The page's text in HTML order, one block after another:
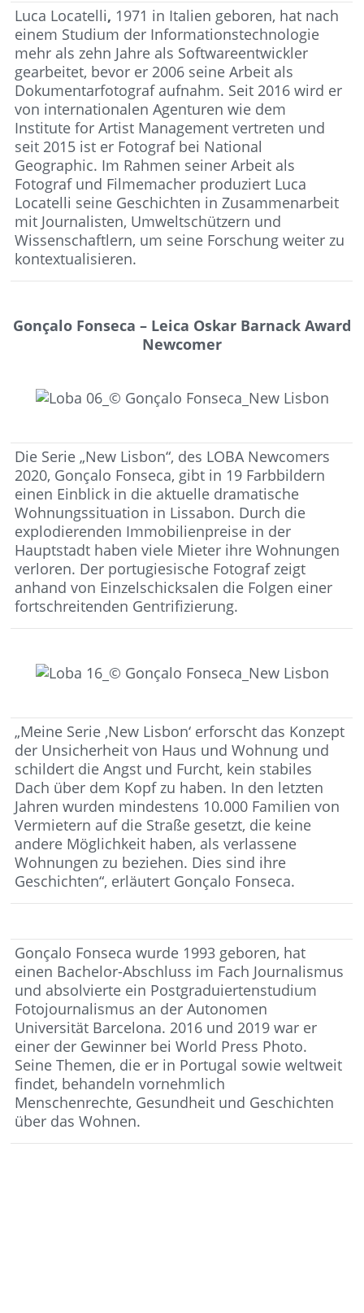
Luca Locatelli, 1971 in Italien geboren, hat nach
einem Studium der Informationstechnologie
mehr als zehn Jahre als Softwareentwickler
gearbeitet, bevor er 2006 seine Arbeit als
Dokumentarfotograf aufnahm. Seit 2016 wird er
von internationalen Agenturen wie dem
Institute for Artist Management vertreten und
seit 2015 ist er Fotograf bei National
Geographic. Im Rahmen seiner Arbeit als
Fotograf und Filmemacher produziert Luca
Locatelli seine Geschichten in Zusammenarbeit
mit Journalisten, Umweltschützern und
Wissenschaftlern, um seine Forschung weiter zu
kontextualisieren.
Gonçalo Fonseca – Leica Oskar Barnack Award
Newcomer
Die Serie „New Lisbon“, des LOBA Newcomers
2020, Gonçalo Fonseca, gibt in 19 Farbbildern
einen Einblick in die aktuelle dramatische
Wohnungssituation in Lissabon. Durch die
explodierenden Immobilienpreise in der
Hauptstadt haben viele Mieter ihre Wohnungen
verloren. Der portugiesische Fotograf zeigt
anhand von Einzelschicksalen die Folgen einer
fortschreitenden Gentrifizierung.
„Meine Serie ‚New Lisbon‘ erforscht das Konzept
der Unsicherheit von Haus und Wohnung und
schildert die Angst und Furcht, kein stabiles
Dach über dem Kopf zu haben. In den letzten
Jahren wurden mindestens 10.000 Familien von
Vermietern auf die Straße gesetzt, die keine
andere Möglichkeit haben, als verlassene
Wohnungen zu beziehen. Dies sind ihre
Geschichten“, erläutert Gonçalo Fonseca.
Gonçalo Fonseca wurde 1993 geboren, hat
einen Bachelor-Abschluss im Fach Journalismus
und absolvierte ein Postgraduiertenstudium
Fotojournalismus an der Autonomen
Universität Barcelona. 2016 und 2019 war er
einer der Gewinner bei World Press Photo.
Seine Themen, die er in Portugal sowie weltweit
findet, behandeln vornehmlich
Menschenrechte, Gesundheit und Geschichten
über das Wohnen.